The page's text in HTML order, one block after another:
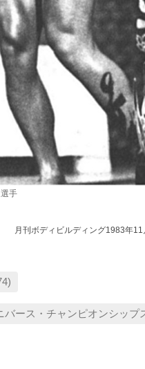
手
月刊ボディビルディング1983年11
バース・チャンピオンシップ